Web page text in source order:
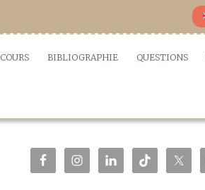
COURS BIBLIOGRAPHIE QUESTIONS